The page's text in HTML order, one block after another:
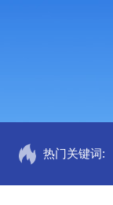
热门关键词: